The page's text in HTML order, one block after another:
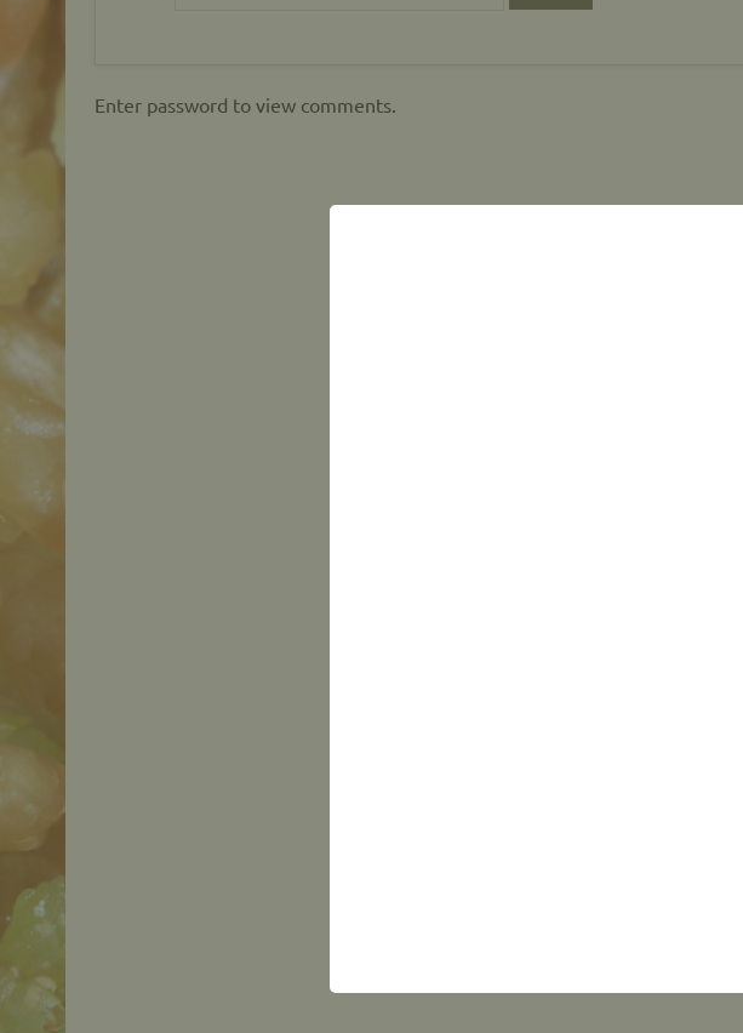
Enter password to view comments.